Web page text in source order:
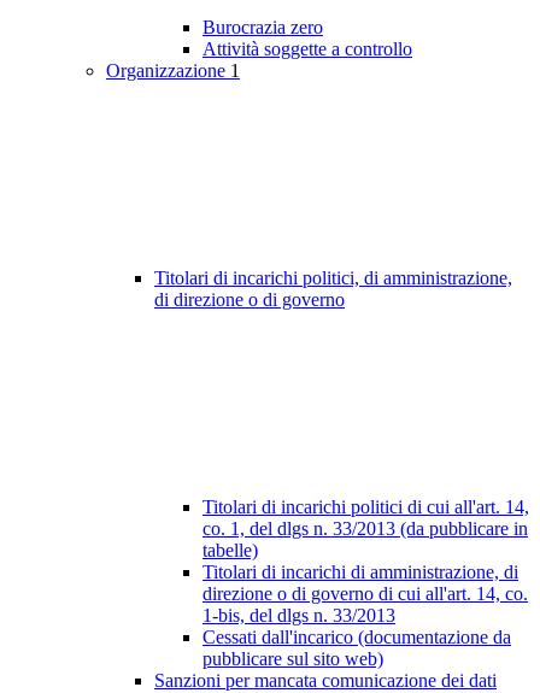
Burocrazia zero
Attività soggette a controllo
Organizzazione 1
Titolari di incarichi politici, di amministrazione,
di direzione o di governo
Titolari di incarichi politici di cui all'art. 14,
co. 1, del dlgs n. 33/2013 (da pubblicare in
tabelle)
Titolari di incarichi di amministrazione, di
direzione o di governo di cui all'art. 14, co.
1-bis, del dlgs n. 33/2013
Cessati dall'incarico (documentazione da
pubblicare sul sito web)
Sanzioni per mancata comunicazione dei dati